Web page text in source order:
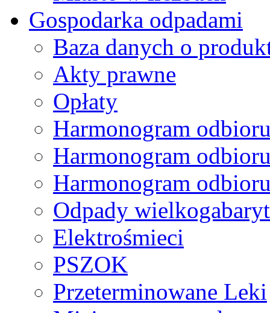
Gospodarka odpadami
Baza danych o
Akty prawne
Opłaty
Harmonogram
Harmonogram
Harmonogram
Odpady
Elektrośmieci
PSZOK
Przeterminowane Leki